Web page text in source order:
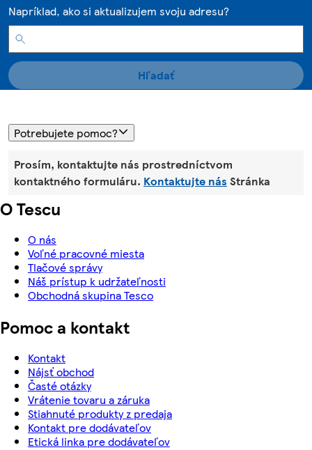
Napríklad, ako si aktualizujem svoju adresu?
Hľadať
Potrebujete pomoc?
Prosím, kontaktujte nás prostredníctvom
kontaktného formuláru. Kontaktujte nás Stránka
O Tescu
O nás
Voľné pracovné miesta
Tlačové správy
Náš prístup k udržateľnosti
Obchodná skupina Tesco
Pomoc a kontakt
Kontakt
Nájsť obchod
Časté otázky
Vrátenie tovaru a záruka
Stiahnuté produkty z predaja
Kontakt pre dodávateľov
Etická linka pre dodávateľov